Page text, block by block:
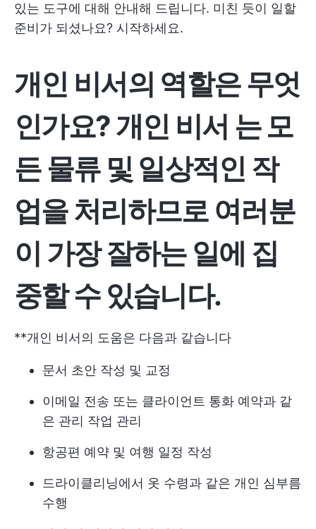
있는 도구에 대해 안내해 드립니다. 미친 듯이 일할
준비가 되셨나요? 시작하세요.
개인 비서의 역할은 무엇
인가요?개인 비서 는 모
든 물류 및 일상적인 작
업을 처리하므로 여러분
이 가장 잘하는 일에 집
중할 수 있습니다.
**개인 비서의 도움은 다음과 같습니다
문서 초안 작성 및 교정
이메일 전송 또는 클라이언트 통화 예약과 같
은 관리 작업 관리
항공편 예약 및 여행 일정 작성
드라이클리닝에서 옷 수령과 같은 개인 심부름
수행